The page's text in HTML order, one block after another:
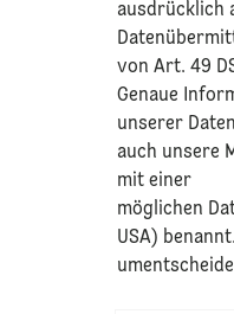
ausdrücklich
von Art. 49
​Genaue
unserer
auch unsere
mit einer
möglichen
USA)